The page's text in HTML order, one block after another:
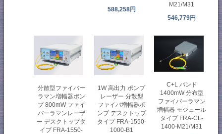
588,258円
M21/M31
546,779円
分散型ファイバー
ラマン増幅器ポン
プ 800mW ファイ
バーラマンレーザ
ー デスクトップタ
イプ FRA-1550-
1W 高出力 ポンプ
レーザー 分散型
ファイバ増幅器ポ
ンプ デスクトップ
タイプ FRA-1550-
1000-B1
C+L バンド
1400mW 分布型
ファイバーラマン
増幅器 モジュール
タイプ FRA-CL-
1400-M21/M31